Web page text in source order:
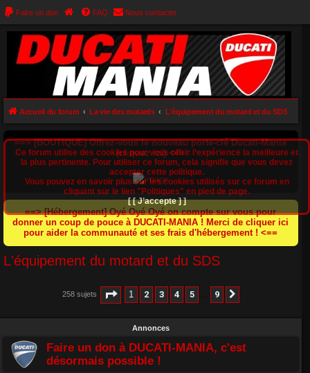
Faire un don FAQ Nous contacter
Accueil du forum La vie des motards L'équipement du motard et du SDS
==> [BOUTIQUE] Offrez-vous le nouveau porte-clé Ducati-Mania
(cliquez ici) <==
==> [Hébergement] Oyé Oyé Oyé on compte sur vous pour
donner un coup de pouce à DUCATI-MANIA ! Merci de cliquer ici
pour aider la communauté et ses frais d'hébergement ! <==
L'équipement du motard et du SDS
258 sujets Page 1sur
1 2 3 4 5 9
Annonces
Faire un don à DUCATI-MANIA, c'est
désormais possible !
Ce forum utilise des cookies pour vous offrir l‘expérience la meilleure et
la plus pertinente. Pour utiliser ce forum, cela signifie que vous devez
accepter cette politique.
Vous pouvez en savoir plus sur les cookies utilisés sur ce forum en
cliquant sur le lien "Politiques" en pied de page.
[ [ J’accepte ] ]